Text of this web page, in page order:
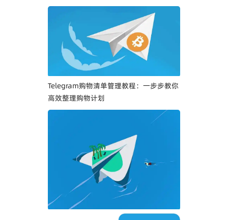
Telegram购物清单管理教程：一步步教你
高效整理购物计划